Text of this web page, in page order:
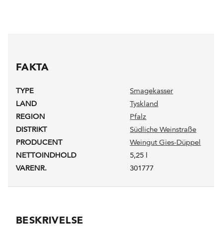
FAKTA
TYPE
Smagekasser
LAND
Tyskland
REGION
Pfalz
DISTRIKT
Südliche Weinstraße
PRODUCENT
Weingut Gies-Düppel
NETTOINDHOLD
5,25 l
VARENR.
301777
BESKRIVELSE